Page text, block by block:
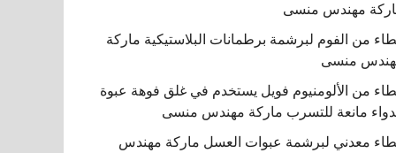
مهندس منسى
من الفوم لبرشمة برطمانات البلاستيكية ماركة
منسى
من الألومنيوم فويل يستخدم في غلق فوهة عبوة
مانعة للتسرب ماركة مهندس منسى
معدني لبرشمة عبوات العسل ماركة مهندس